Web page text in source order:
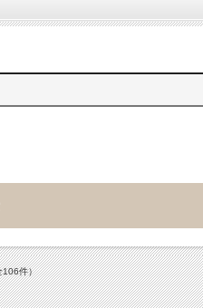
106件）